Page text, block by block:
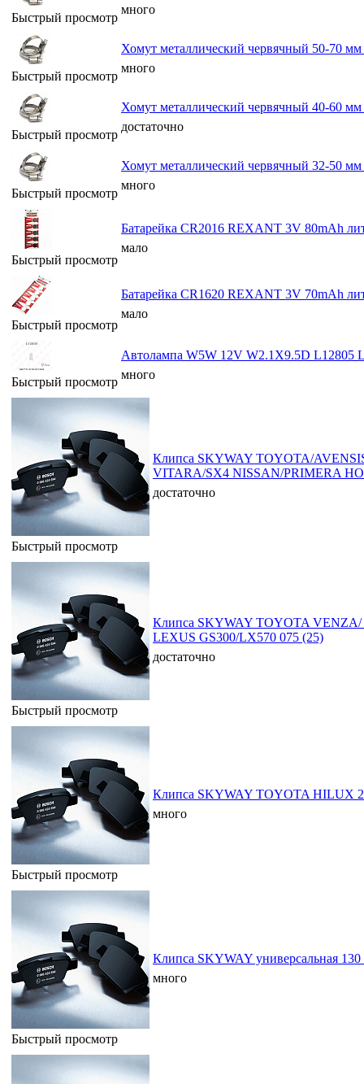
Быстрый просмотр
много
Быстрый просмотр
Хомут металлический червячный 50-70
много
Быстрый просмотр
Хомут металлический червячный 40-60
достаточно
Быстрый просмотр
Хомут металлический червячный 32-50
много
Быстрый просмотр
Батарейка CR2016 REXANT 3V 80mAh
мало
Быстрый просмотр
Батарейка CR1620 REXANT 3V 70mAh
мало
Быстрый просмотр
Автолампа W5W 12V W2.1X9.5D L12805
много
Быстрый просмотр
Клипса SKYWAY TOYOTA/
VITARA/SX4 NISSAN/PRIMERA
достаточно
Быстрый просмотр
Клипса SKYWAY TOYOTA
LEXUS GS300/LX570 075 (25)
достаточно
Быстрый просмотр
Клипса SKYWAY TOYOTA HILUX
много
Быстрый просмотр
Клипса SKYWAY универсальная 130
много